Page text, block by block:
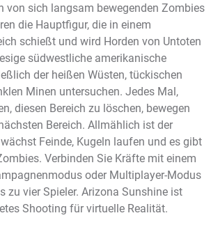
von sich langsam bewegenden Zombies
die Hauptfigur, die in einem
schießt und wird Horden von Untoten
südwestliche amerikanische
der heißen Wüsten, tückischen
Minen untersuchen. Jedes Mal,
diesen Bereich zu löschen, bewegen
Bereich. Allmählich ist der
Feinde, Kugeln laufen und es gibt
Verbinden Sie Kräfte mit einem
oder Multiplayer-Modus
zu vier Spieler. Arizona Sunshine ist
Shooting für virtuelle Realität.